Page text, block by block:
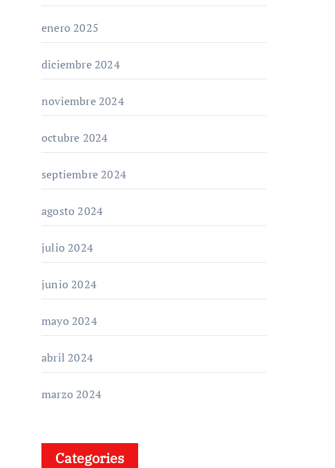
enero 2025
diciembre 2024
noviembre 2024
octubre 2024
septiembre 2024
agosto 2024
julio 2024
junio 2024
mayo 2024
abril 2024
marzo 2024
Categories